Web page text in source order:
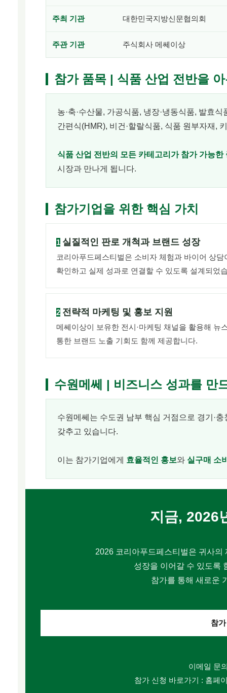
주최 기관 대한민국지방신문협의회
주관 기관 주식회사 메쎄이상
참가 품목 | 식품 산업 전반을
농·축·수산물, 가공식품, 냉장·냉동식품, 발효
간편식(HMR), 비건·할랄식품, 식품 원부자재,
식품 산업 전반의 모든 카테고리가 참가 가능한
시장과 만나게 됩니다.
참가기업을 위한 핵심 가치
1 실질적인 판로 개척과 브랜드 성장
코리아푸드페스티벌은 소비자 체험과 바이어 상
확인하고 실제 성과로 연결할 수 있도록 설계되었
2 전략적 마케팅 및 홍보 지원
메쎄이상이 보유한 전시·마케팅 채널을 활용해
통한 브랜드 노출 기회도 함께 제공합니다.
수원메쎄 | 비즈니스 성과를 만
수원메쎄는 수도권 남부 핵심 거점으로 경기·
갖추고 있습니다.
이는 참가기업에게 효율적인 홍보와 실구매 소
지금, 2026
2026 코리아푸드페스티벌은 귀사
성장을 이어갈 수 있도록
참가를 통해 새로운
참
이메일 문
참가 신청 바로가기 : 홈페